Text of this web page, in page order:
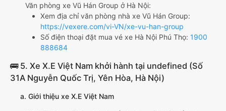
Văn phòng xe Vũ Hán Group ở Hà Nội:
Xem địa chỉ văn phòng nhà xe Vũ Hán Group:
https://vexere.com/vi-VN/xe-vu-han-group
Số điện thoại đặt mua vé xe Hà Nội Phú Thọ: 1900
888684
🚌 5. Xe X.E Việt Nam khởi hành tại undefined (Số
31A Nguyễn Quốc Trị, Yên Hòa, Hà Nội)
a. Giới thiệu xe X.E Việt Nam